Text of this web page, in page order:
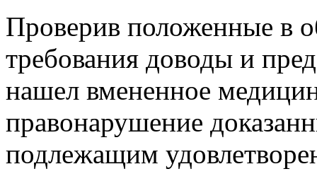
Проверив положенные в
требования доводы и
нашел вмененное
правонарушение
подлежащим